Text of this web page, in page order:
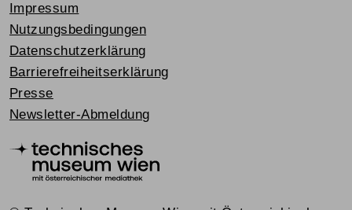
Impressum
Nutzungsbedingungen
Datenschutzerklärung
Barrierefreiheitserklärung
Presse
Newsletter-Abmeldung